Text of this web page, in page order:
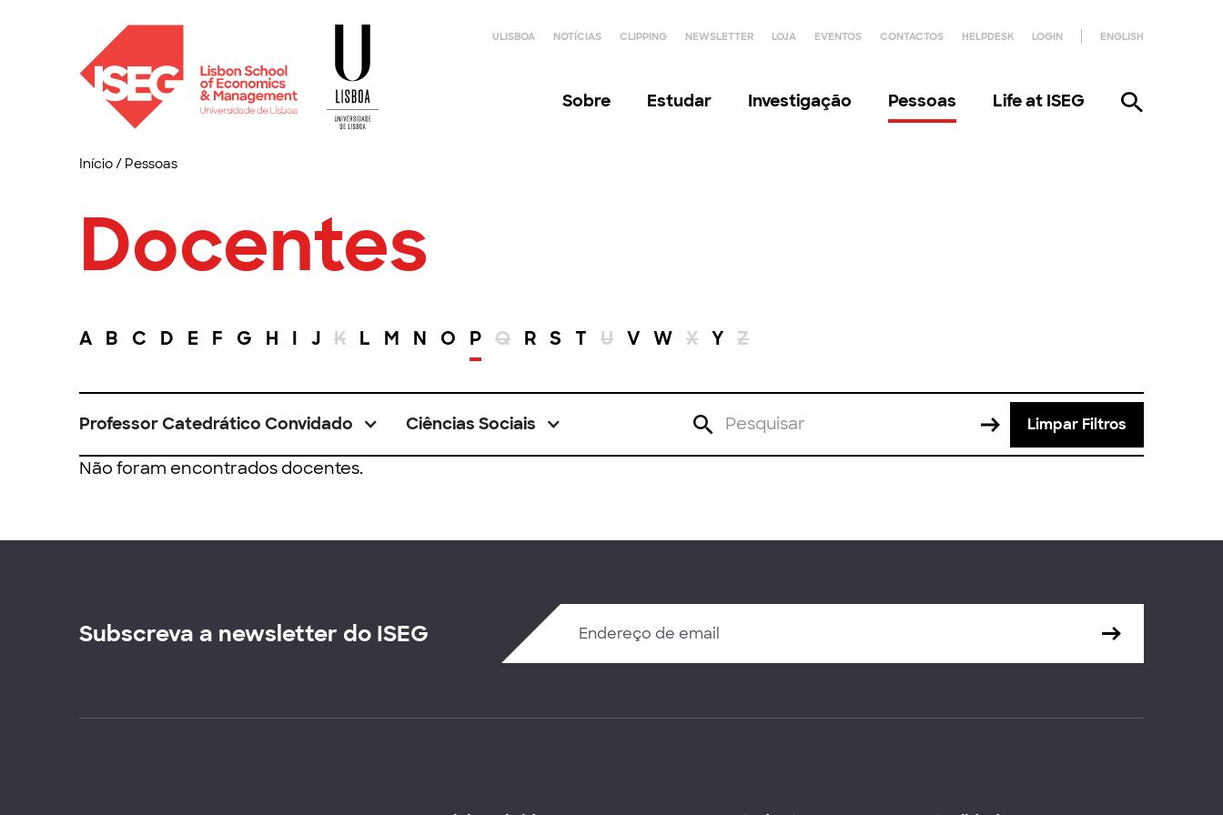
ULISBOA NOTÍCIAS CLIPPING NEWSLETTER LOJA EVENTOS CONTACTOS HELPDESK LOGIN ENGLISH
Sobre Estudar Investigação Pessoas Life at ISEG
Início/ Pessoas
Docentes
A B C D E F G H I J K L M N O P Q R S T U V W X Y Z
Professor Catedrático Convidado Ciências Sociais Limpar Filtros
Não foram encontrados docentes.
Subscreva a newsletter do ISEG